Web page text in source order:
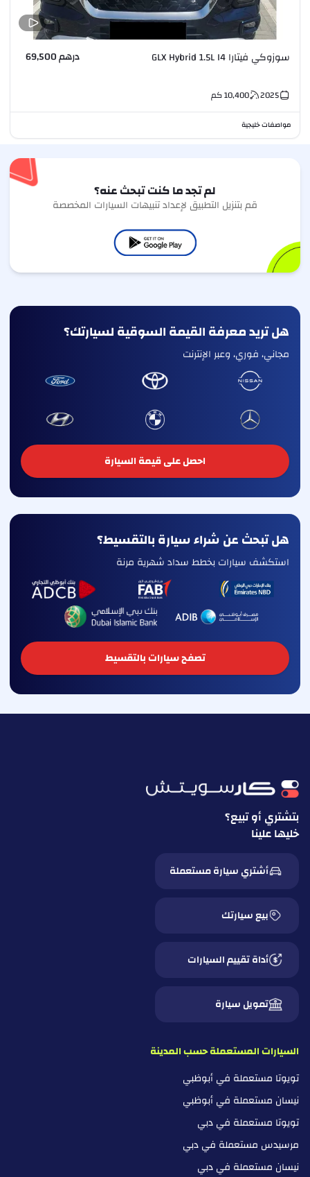
سوزوكي فيتارا GLX Hybrid 1.5L I4 درهم 69,500
2025
10,400كم
مواصفات خليجية
لم تجد ما كنت تبحث عنه؟
قم بتنزيل التطبيق لإعداد تنبيهات السيارات المخصصة
هل تريد معرفة القيمة السوقية لسيارتك؟
مجاني، فوري، وعبر الإنترنت
احصل على قيمة السيارة
هل تبحث عن شراء سيارة بالتقسيط؟
استكشف سيارات بخطط سداد شهرية مرنة
تصفح سيارات بالتقسيط
بتشتري أو تبيع؟
خليها علينا
أشتري سيارة مستعملة
بيع سيارتك
أداة تقييم السيارات
تمويل سيارة
السيارات المستعملة حسب المدينة
تويوتا مستعملة في أبوظبي
نيسان مستعملة في أبوظبي
تويوتا مستعملة في دبي
مرسيدس مستعملة في دبي
نيسان مستعملة في دبي